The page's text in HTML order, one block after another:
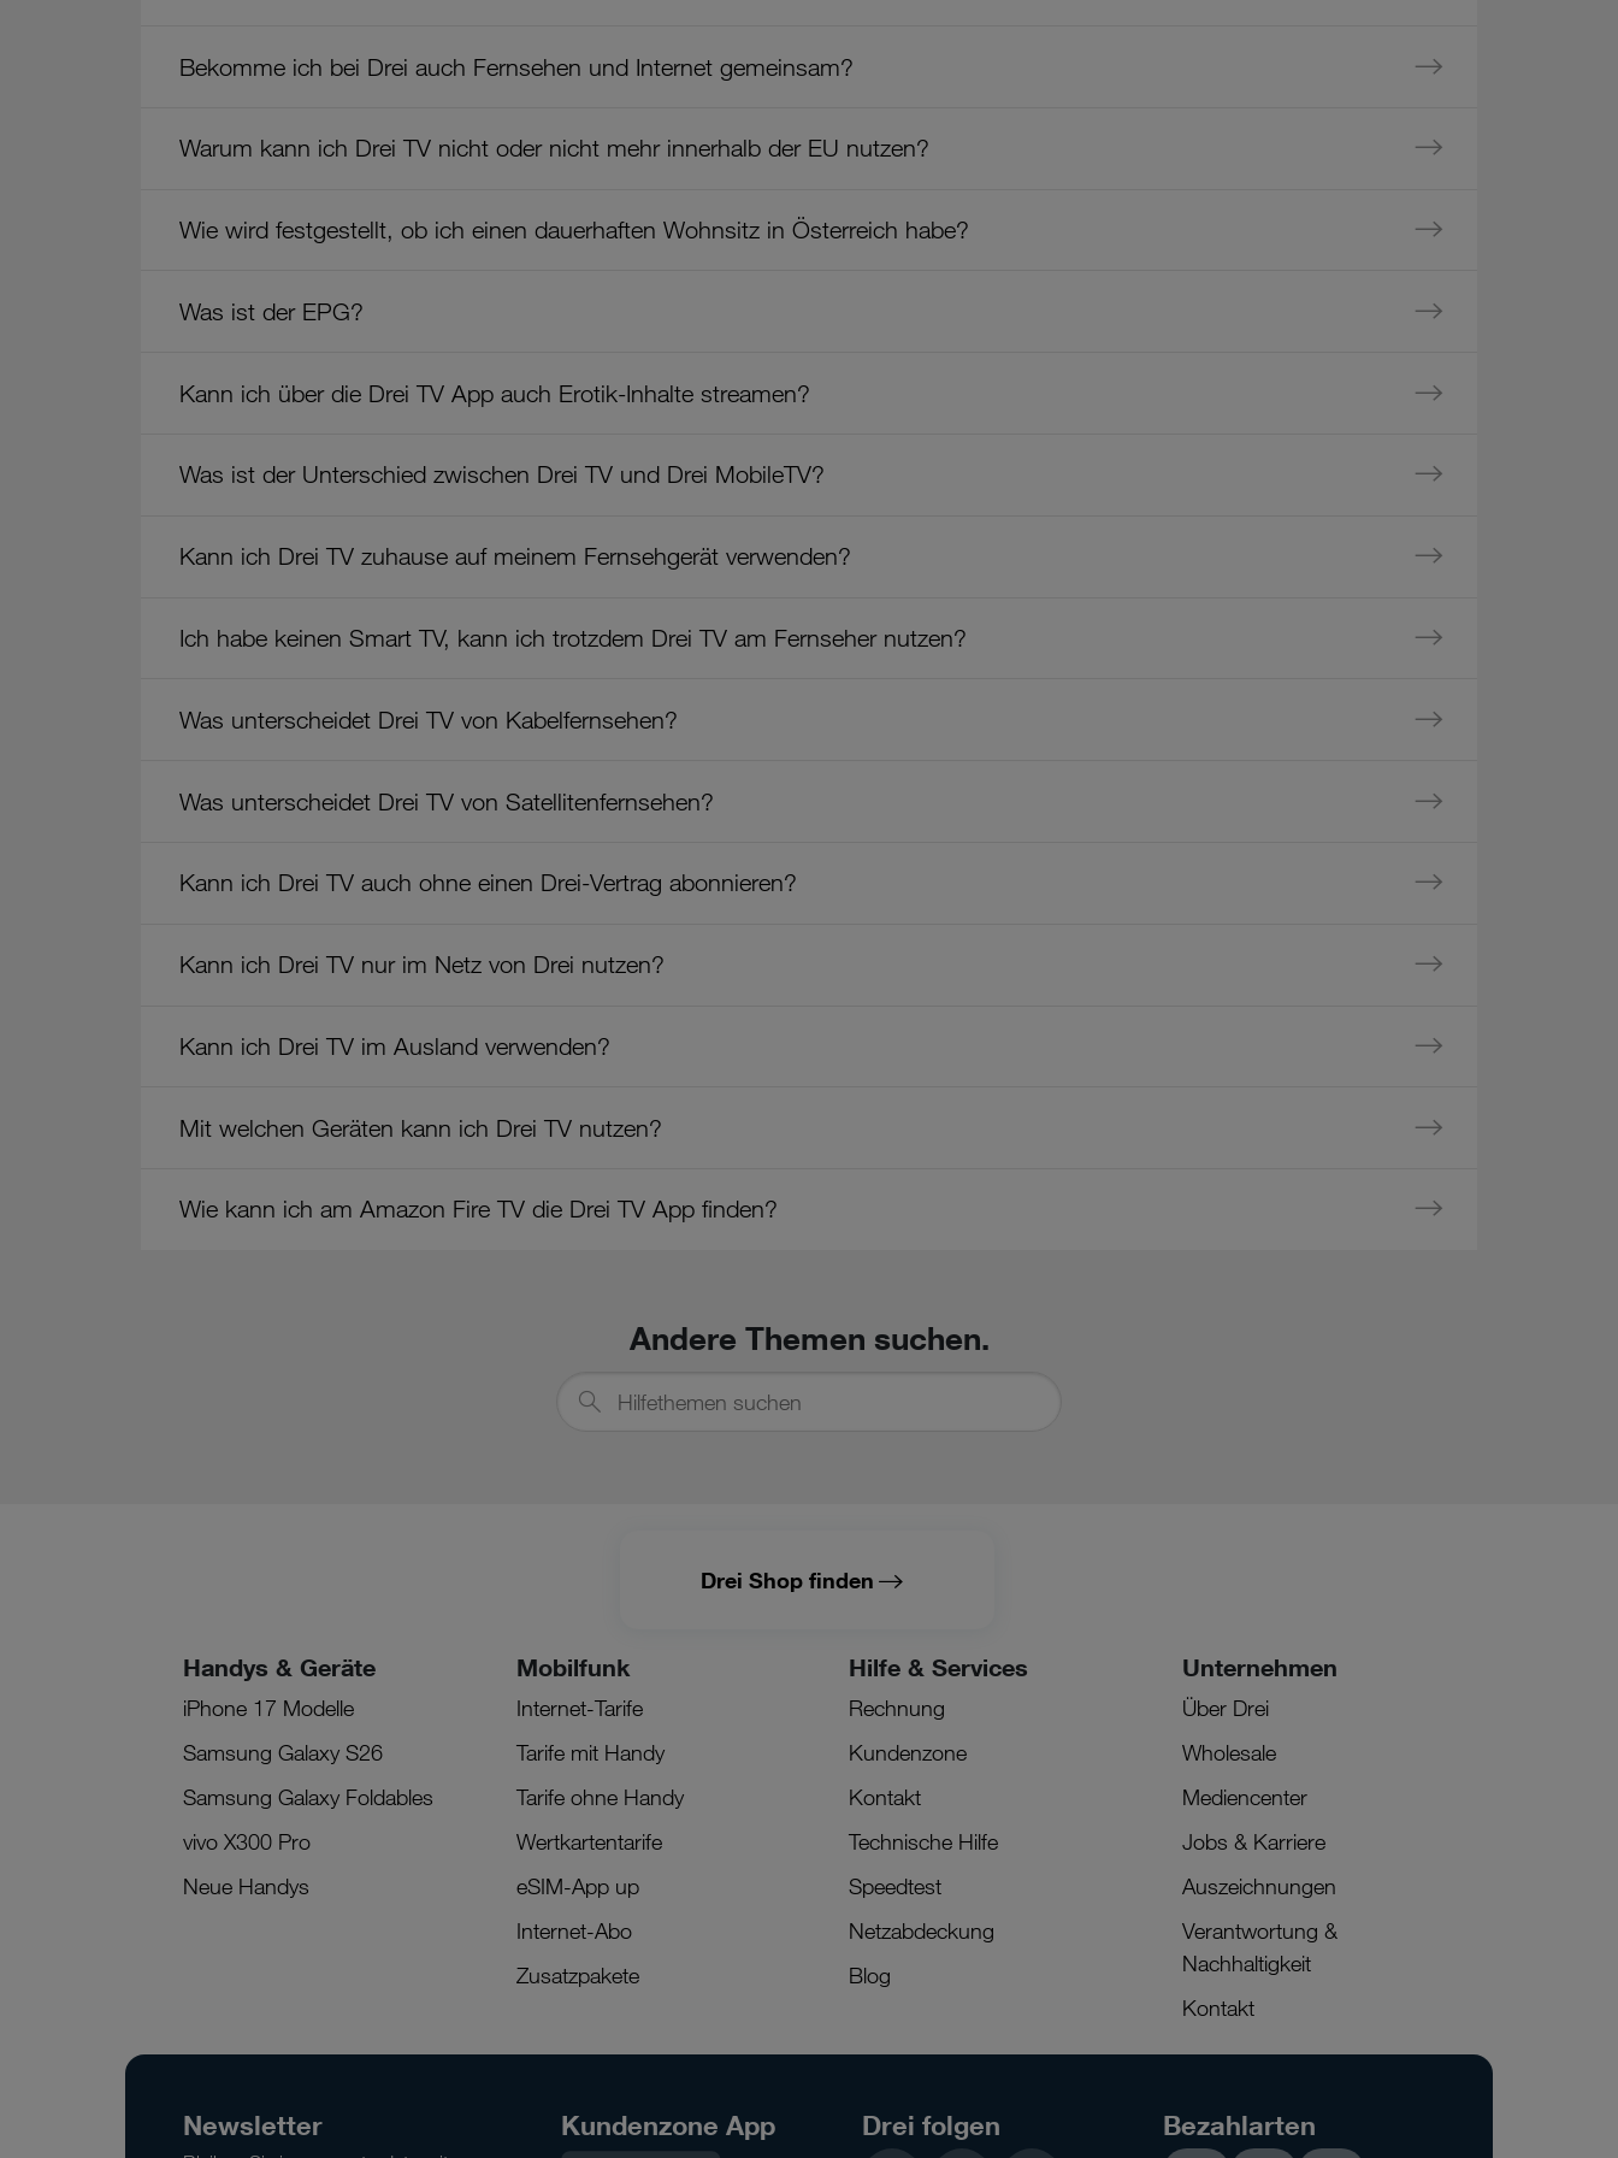
Bekomme ich bei Drei auch Fernsehen und Internet gemeinsam?
Warum kann ich Drei TV nicht oder nicht mehr innerhalb der EU nutzen?
Wie wird festgestellt, ob ich einen dauerhaften Wohnsitz in Österreich habe?
Was ist der EPG?
Kann ich über die Drei TV App auch Erotik-Inhalte streamen?
Was ist der Unterschied zwischen Drei TV und Drei MobileTV?
Kann ich Drei TV zuhause auf meinem Fernsehgerät verwenden?
Ich habe keinen Smart TV, kann ich trotzdem Drei TV am Fernseher nutzen?
Was unterscheidet Drei TV von Kabelfernsehen?
Was unterscheidet Drei TV von Satellitenfernsehen?
Kann ich Drei TV auch ohne einen Drei-Vertrag abonnieren?
Kann ich Drei TV nur im Netz von Drei nutzen?
Kann ich Drei TV im Ausland verwenden?
Mit welchen Geräten kann ich Drei TV nutzen?
Wie kann ich am Amazon Fire TV die Drei TV App finden?
Andere Themen suchen.
suchen
Drei Shop finden
Handys & Geräte
iPhone 17 Modelle
Samsung Galaxy S26
Samsung Galaxy Foldables
vivo X300 Pro
Neue Handys
Mobilfunk
Internet-Tarife
Tarife mit Handy
Tarife ohne Handy
Wertkartentarife
eSIM-App up
Internet-Abo
Zusatzpakete
Hilfe & Services
Rechnung
Kundenzone
Kontakt
Technische Hilfe
Speedtest
Netzabdeckung
Blog
Unternehmen
Über Drei
Wholesale
Mediencenter
Jobs & Karriere
Auszeichnungen
Verantwortung &
Nachhaltigkeit
Kontakt
Newsletter Kundenzone App Drei folgen Bezahlarten